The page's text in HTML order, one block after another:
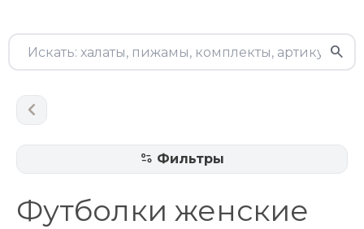
Фильтры
Футболки женские